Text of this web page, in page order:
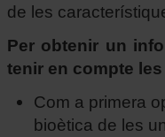
de les
Per obtenir un
tenir en compte
Com a primera
bioètica de les